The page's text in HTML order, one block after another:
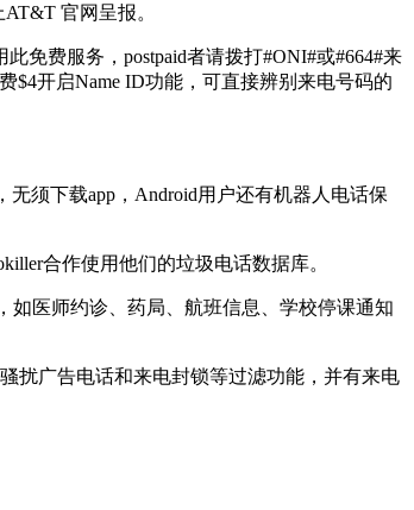
官网呈报。
免费服务，postpaid者请拨打#ONI#或#664#来
$4开启Name ID功能，可直接辨别来电号码的
须下载app，Android用户还有机器人电话保
合作使用他们的垃圾电话数据库。
如医师约诊、药局、航班信息、学校停课通知
扰广告电话和来电封锁等过滤功能，并有来电